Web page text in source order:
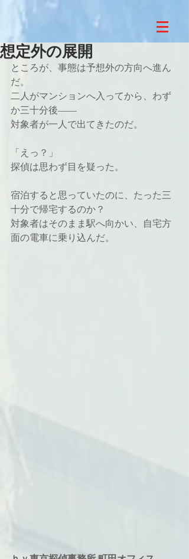
想定外の展開
ところが、事態は予想外の方向へ進ん
だ。
二人がマンションへ入ってから、わず
か三十分後——
対象者が一人で出てきたのだ。
「えっ？」
探偵は思わず目を疑った。
宿泊すると思っていたのに、たった三
十分で帰宅するのか？
対象者はそのまま駅へ向かい、自宅方
面の電車に乗り込んだ。